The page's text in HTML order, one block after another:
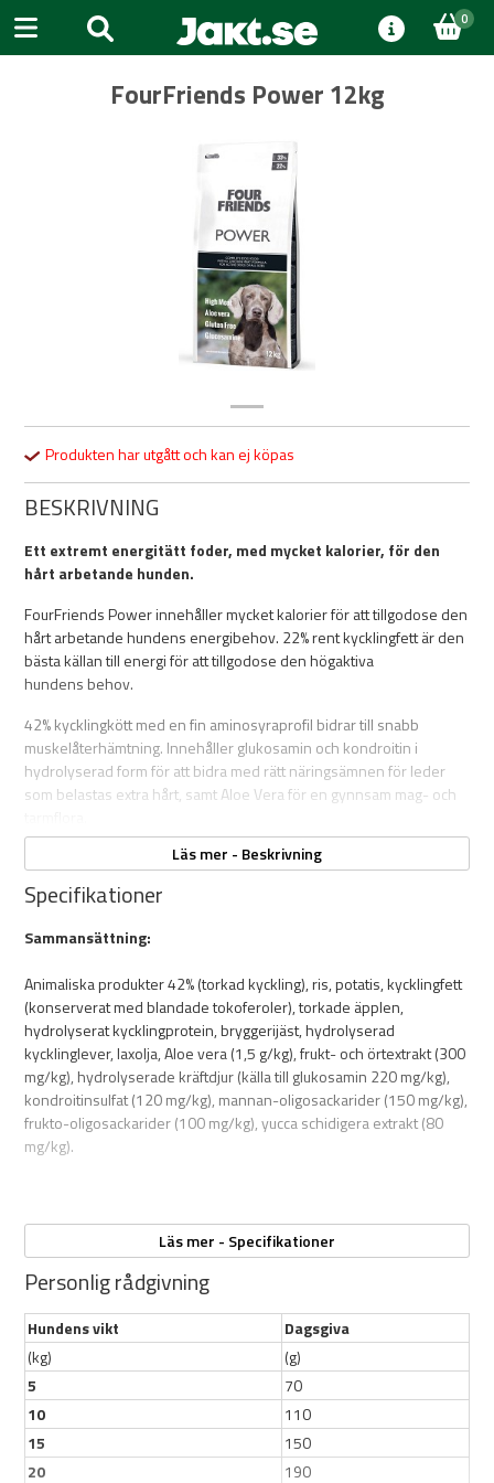
0
FourFriends Power 12kg
Produkten har utgått och kan ej köpas
BESKRIVNING
Ett extremt energitätt foder, med mycket kalorier, för den
hårt arbetande hunden.
FourFriends Power innehåller mycket kalorier för att tillgodose den
hårt arbetande hundens energibehov. 22% rent kycklingfett är den
bästa källan till energi för att tillgodose den högaktiva
hundens behov.
42% kycklingkött med en fin aminosyraprofil bidrar till snabb
muskelåterhämtning. Innehåller glukosamin och kondroitin i
hydrolyserad form för att bidra med rätt näringsämnen för leder
som belastas extra hårt, samt Aloe Vera för en gynnsam mag- och
Egenskaper:
Animaliska proteinkällor
- Hydroliserade kräftdjur (källa till glukosamin)
Anpassat för hårt arbetande hundar, ex. jakthundar,
agilityhundar osv
42% torkad kyckling
Bidrar till snabb muskelåterhämtning
Aloe Vera - främjar tarmhälsan
Glukosamin och kondroitin för extra näring till leder som
belastas hårt
Läs mer - Beskrivning
Specifikationer
Sammansättning:
Animaliska produkter 42% (torkad kyckling), ris, potatis, kycklingfett
(konserverat med blandade tokoferoler), torkade äpplen,
hydrolyserat kycklingprotein, bryggerijäst, hydrolyserad
kycklinglever, laxolja, Aloe vera (1,5 g/kg), frukt- och örtextrakt (300
mg/kg), hydrolyserade kräftdjur (källa till glukosamin 220 mg/kg),
kondroitinsulfat (120 mg/kg), mannan-oligosackarider (150 mg/kg),
frukto-oligosackarider (100 mg/kg), yucca schidigera extrakt (80
mg/kg).
Analytiska beståndsdelar:
Protein 33%
Fett 22%
Fiber 2,2%
Vatten 10%
Aska 6,5%
Läs mer - Specifikationer
Personlig rådgivning
Hundens vikt
Dagsgiva
(kg)
(g)
5
70
10
110
15
150
20
190